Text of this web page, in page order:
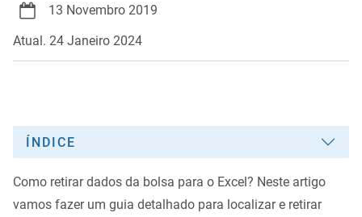
13 Novembro 2019
Atual. 24 Janeiro 2024
ÍNDICE
Como retirar dados da bolsa para o Excel? Neste artigo
vamos fazer um guia detalhado para localizar e retirar